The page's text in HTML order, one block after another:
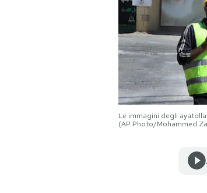
AREA PERSONALE
Le immagini degli
(AP Photo/Mohammed